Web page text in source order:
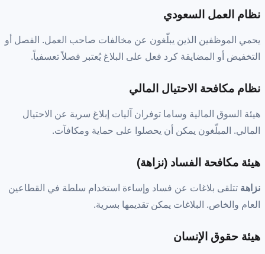
نظام العمل السعودي
يحمي الموظفين الذين يبلّغون عن مخالفات صاحب العمل. الفصل أو
التخفيض أو المضايقة كرد فعل على البلاغ يُعتبر فصلاً تعسفياً.
نظام مكافحة الاحتيال المالي
هيئة السوق المالية وساما توفران آليات إبلاغ سرية عن الاحتيال
المالي. المبلّغون يمكن أن يحصلوا على حماية ومكافآت.
هيئة مكافحة الفساد (نزاهة)
نزاهة تتلقى بلاغات عن فساد وإساءة استخدام سلطة في القطاعين
العام والخاص. البلاغات يمكن تقديمها بسرية.
هيئة حقوق الإنسان